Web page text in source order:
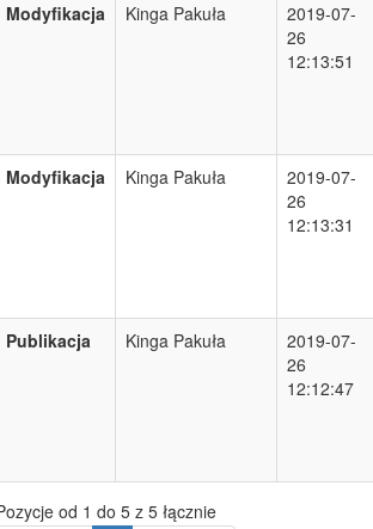
Modyfikacja Kinga Pakuła
2019-07-
26
12:13:51
Modyfikacja Kinga Pakuła
2019-07-
26
12:13:31
Publikacja Kinga Pakuła
2019-07-
26
12:12:47
od 1 do 5 z 5 łącznie